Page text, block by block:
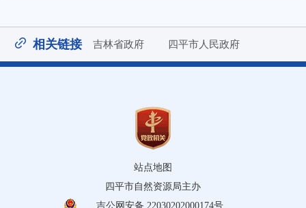
相关链接 吉林省政府 四平市人民政府
站点地图
四平市自然资源局主办
吉公网安备 22030202000174号